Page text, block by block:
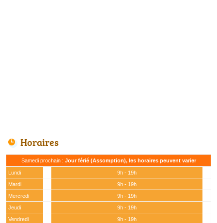
Horaires
Samedi prochain : Jour férié (Assomption), les horaires peuvent varier
Lundi
9h - 19h
Mardi
9h - 19h
Mercredi
9h - 19h
Jeudi
9h - 19h
Vendredi
9h - 19h